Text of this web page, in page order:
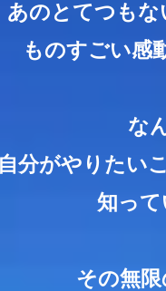
あのとてつも
ものすごい感
な
分がやりたい
知っ
その無